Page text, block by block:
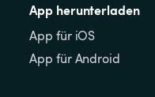
App herunterladen
App für iOS
App für Android